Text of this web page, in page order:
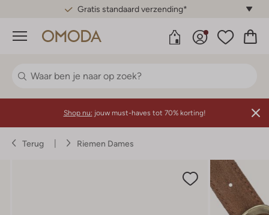
Gratis standaard verzending*
Menu
Shop nu: jouw must-haves tot 70% korting!
Terug Riemen Dames